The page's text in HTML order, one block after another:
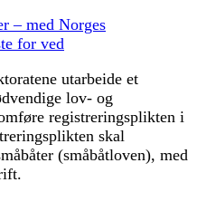
– med Norges
for ved
utarbeide et
lov- og
registreringsplikten i
skal
(småbåtloven), med